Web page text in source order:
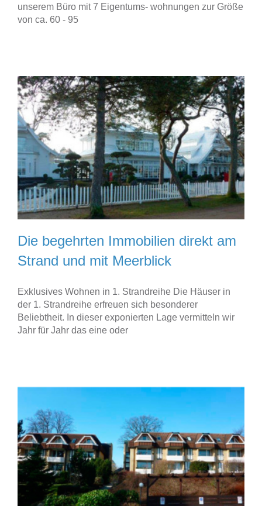
unserem Büro mit 7 Eigentums- wohnungen zur Größe
von ca. 60 - 95
Die begehrten Immobilien direkt am
Strand und mit Meerblick
Exklusives Wohnen in 1. Strandreihe Die Häuser in
der 1. Strandreihe erfreuen sich besonderer
Beliebtheit. In dieser exponierten Lage vermitteln wir
Jahr für Jahr das eine oder